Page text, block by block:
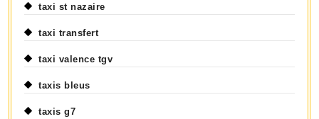
taxi st nazaire
taxi transfert
taxi valence tgv
taxis bleus
taxis g7